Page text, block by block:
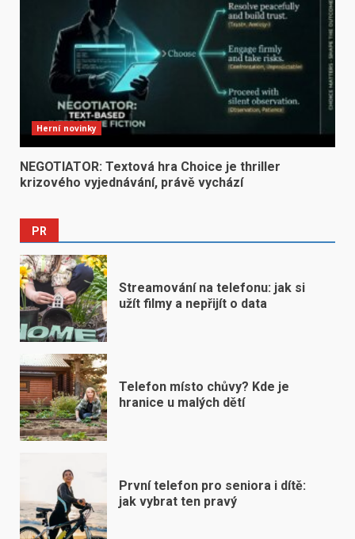
Herní novinky
NEGOTIATOR: Textová hra Choice je thriller
krizového vyjednávání, právě vychází
PR
Streamování na telefonu: jak si
užít filmy a nepřijít o data
Telefon místo chůvy? Kde je
hranice u malých dětí
První telefon pro seniora i dítě:
jak vybrat ten pravý